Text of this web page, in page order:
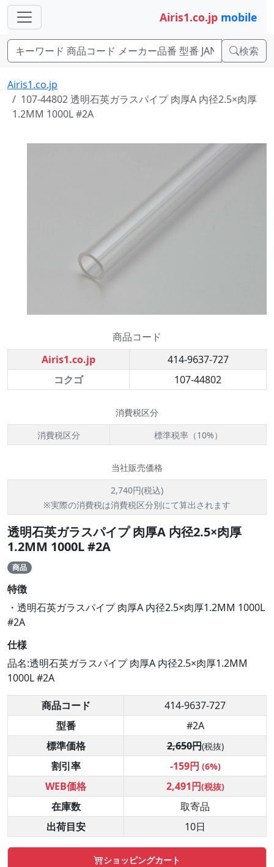
Airis1.co.jp mobile
検索
Airis1.co.jp
107-44802 透明石英ガラスパイプ 肉厚A 内径2.5×肉厚
1.2MM 1000L #2A
商品コード
Airis1.co.jp
414-9637-727
コクゴ
107-44802
消費税区分
消費税区分
標準税率（10%）
当社販売価格
2,740円(税込)
※実際の消費税は消費税区分別にて算出されます
透明石英ガラスパイプ 肉厚A 内径2.5×肉厚
1.2MM 1000L #2A
商品
特徴
・透明石英ガラスパイプ 肉厚A 内径2.5×肉厚1.2MM 1000L
#2A
仕様
品名:透明石英ガラスパイプ 肉厚A 内径2.5×肉厚1.2MM
1000L #2A
商品コード
414-9637-727
型番
#2A
標準価格
2,650円(税抜)
割引率 -159円 (6%)
WEB価格 2,491円(税抜)
在庫数
取寄品
出荷目安
10日
ショッピングカート